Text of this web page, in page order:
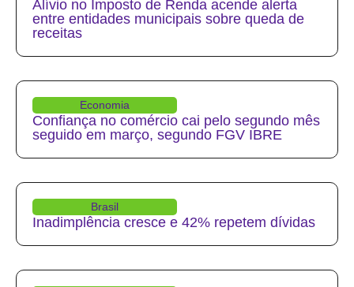
Alívio no Imposto de Renda acende alerta
entre entidades municipais sobre queda de
receitas
Economia
Confiança no comércio cai pelo segundo mês
seguido em março, segundo FGV IBRE
Brasil
Inadimplência cresce e 42% repetem dívidas